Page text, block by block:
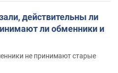
действительны ли
ли обменники и
не принимают старые